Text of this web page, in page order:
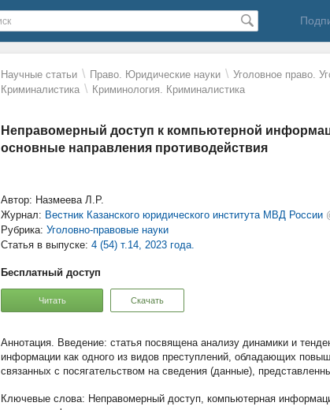
Научные статьи \ Право. Юридические науки \ Уголовное право.
Криминалистика \ Криминология. Криминалистика
Неправомерный доступ к компьютерной
основные направления противодействия
Автор: Назмеева Л.Р.
Журнал: Вестник Казанского юридического института МВД России
Рубрика: Уголовно-правовые науки
Статья в выпуске: 4 (54) т.14, 2023 года.
Бесплатный доступ
Читать Скачать
Введение: статья посвящена анализу динамики и
информации как одного из видов преступлений, обладающих
связанных с посягательством на сведения (данные),
Неправомерный доступ, компьютерная